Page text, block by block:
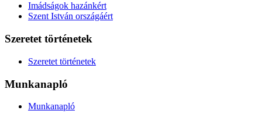
Imádságok hazánkért
Szent István országáért
Szeretet történetek
Szeretet történetek
Munkanapló
Munkanapló